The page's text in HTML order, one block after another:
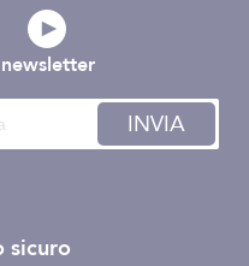
INVIA
sicuro